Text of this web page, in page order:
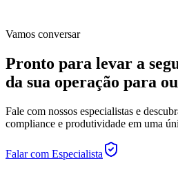
Vamos conversar
Pronto para levar a
da sua operação para
Fale com nossos especialistas e
compliance e produtividade em uma
Falar com Especialista